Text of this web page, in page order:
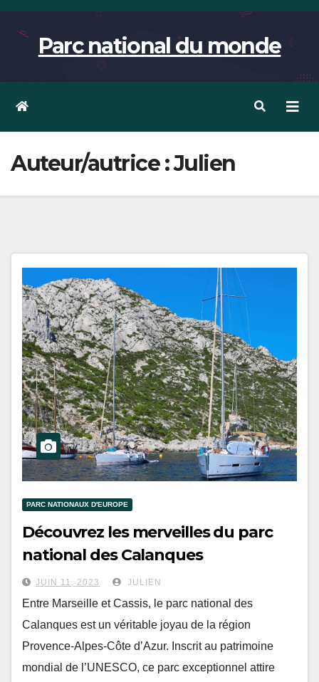
Skip
content
Parc national du monde
Auteur/autrice :Julien
PARC NATIONAUX D'EUROPE
Découvrez les merveilles du parc
national des Calanques
JUIN 11, 2023 JULIEN
Entre Marseille et Cassis, le parc national des
Calanques est un véritable joyau de la région
Provence-Alpes-Côte d’Azur. Inscrit au patrimoine
mondial de l’UNESCO, ce parc exceptionnel attire